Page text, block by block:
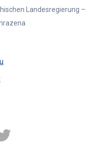
Landesregierung –